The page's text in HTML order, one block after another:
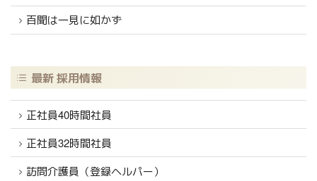
百聞は一見に如かず
最新 採用情報
正社員40時間社員
正社員32時間社員
訪問介護員（登録ヘルパー）